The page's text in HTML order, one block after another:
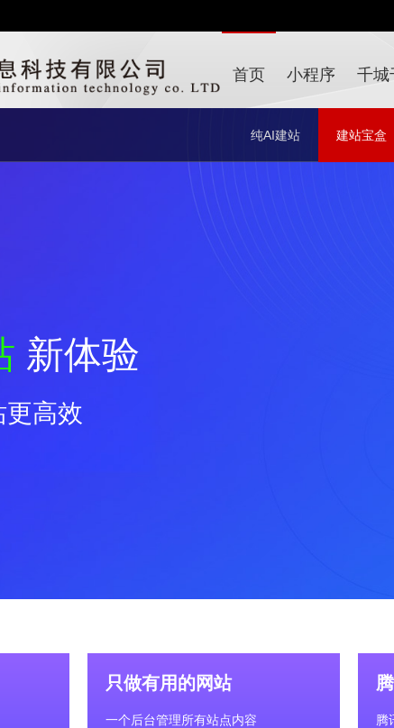
首页 小程序 千城
建站宝盒
纯AI建站
新体验
更高效
只做有用的网站
一个后台管理所有站点内容
腾